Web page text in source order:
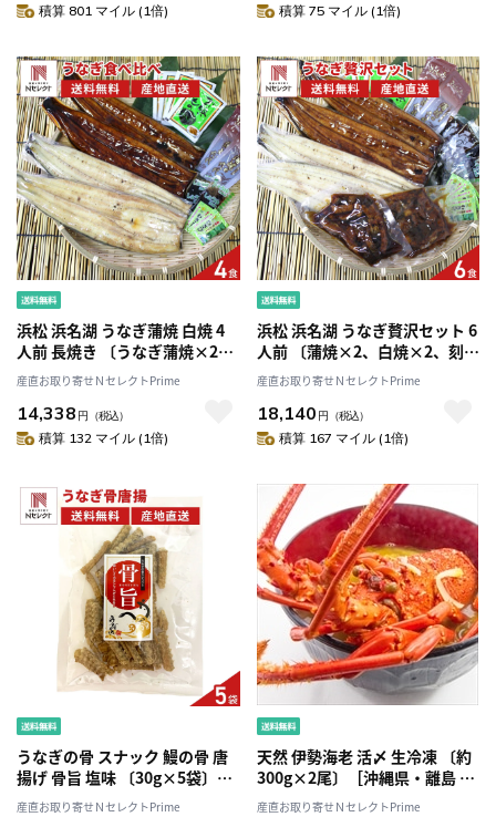
積算 801 マイル (1倍) 積算 75 マイル (1倍)
浜松 浜名湖 うなぎ蒲焼 白焼 4
人前 長焼き 〔うなぎ蒲焼×2、
うなぎ白焼×2、たれ山椒×2、
醤油×2、わさび×2、粉末吸物
×4〕［沖縄県・離島 配送不
可］
産直お取り寄せＮセレクトPrime
14,338 円 （税込）
積算 132 マイル (1倍)
浜松 浜名湖 うなぎ贅沢セット 6
人前 〔蒲焼×2、白焼×2、刻み
うなぎ×2、たれ山椒、わさ
び、だし、刻み海苔、醤油、粉
末吸物〕［沖縄県・離島 配送不
可］
産直お取り寄せＮセレクトPrime
18,140 円 （税込）
積算 167 マイル (1倍)
うなぎの骨 スナック 鰻の骨 唐
揚げ 骨旨 塩味 〔30g×5袋〕
［沖縄県・離島 配送不可］
産直お取り寄せＮセレクトPrime
天然 伊勢海老 活〆 生冷凍 〔約
300g×2尾〕［沖縄県・離島 配
送不可］
産直お取り寄せＮセレクトPrime